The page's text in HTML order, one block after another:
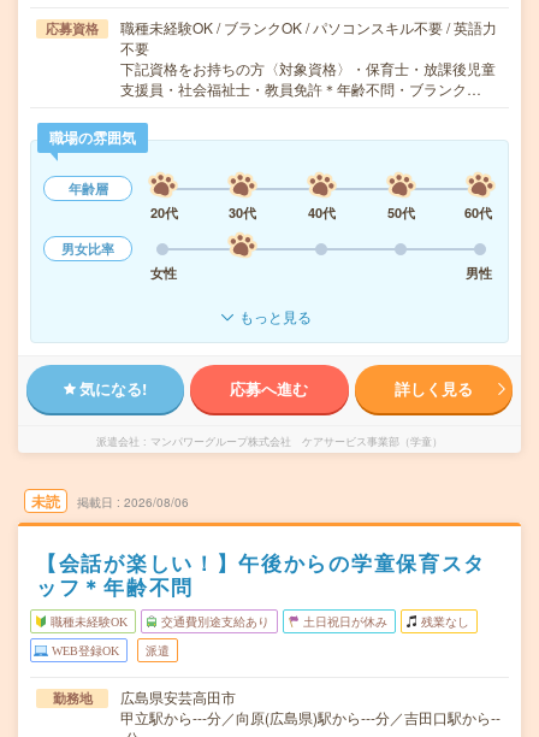
応募資格
職種未経験OK / ブランクOK / パソコンスキル不要 / 英語力
不要
下記資格をお持ちの方〈対象資格〉・保育士・放課後児童
支援員・社会福祉士・教員免許＊年齢不問・ブランク…
職場の雰囲気
年齢層
20代
30代 40代 50代
60代
男女比率
女性
男性
もっと見る
気になる! 応募へ進む 詳しく見る
派遣会社 マンパワーグループ株式会社 ケアサービス事業部（学童）
未読 掲載日 2026/08/06
【会話が楽しい！】午後からの学童保育スタ
ッフ＊年齢不問
職種未経験OK 交通費別途支給あり 土日祝日が休み 残業なし
WEB登録OK 派遣
勤務地
広島県安芸高田市
甲立駅から---分／向原(広島県)駅から---分／吉田口駅から--